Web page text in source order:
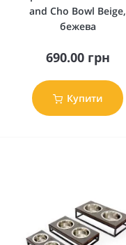
and Cho Bowl Beige,
бежева
690.00 грн
Купити